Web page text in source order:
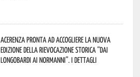
Acerenza pronta ad accogliere la nuova
edizione della rievocazione storica “Dai
Longobardi ai Normanni”. I dettagli